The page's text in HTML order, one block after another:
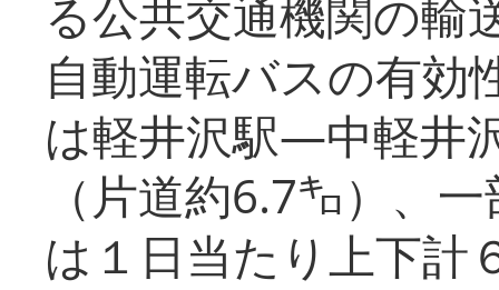
る公共交通機関の輸
自動運転バスの有効
は軽井沢駅―中軽井
（片道約6.7㌔）、
は１日当たり上下計